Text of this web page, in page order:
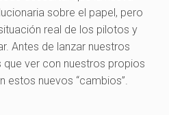
sobre el papel, pero
real de los pilotos y
Antes de lanzar nuestros
ver con nuestros propios
estos nuevos “cambios”.